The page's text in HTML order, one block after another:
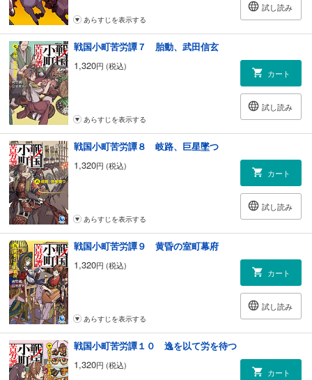
試し読み
あらすじを表示する
戦国小町苦労譚７ 胎動、武田信玄
1,320円 (税込)
カート
試し読み
あらすじを表示する
戦国小町苦労譚８ 岐路、巨星墜つ
1,320円 (税込)
カート
試し読み
あらすじを表示する
戦国小町苦労譚９ 黄昏の室町幕府
1,320円 (税込)
カート
試し読み
あらすじを表示する
戦国小町苦労譚１０ 逸を以て労を待つ
1,320円 (税込)
カート